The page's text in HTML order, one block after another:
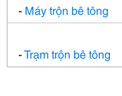
- Máy trộn bê tông
-Trạm trộn bê tông